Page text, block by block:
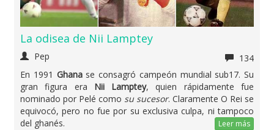
La odisea de Nii Lamptey
Pep
134
En 1991 Ghana se consagró campeón mundial sub17. Su
gran figura era Nii Lamptey, quien rápidamente fue
nominado por Pelé como su sucesor. Claramente O Rei se
equivocó, pero no fue por su exclusiva culpa, ni tampoco
del ghanés.
Leer más